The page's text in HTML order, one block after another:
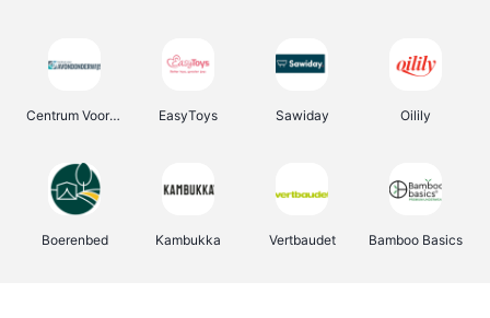
Centrum Voor Avondonderwijs EasyToys Sawiday Oilily
Boerenbed Kambukka Vertbaudet Bamboo Basics